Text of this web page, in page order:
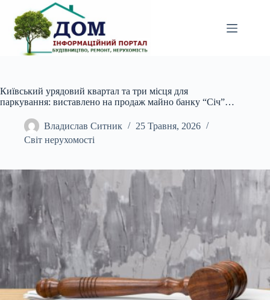
вмісту
Київський урядовий квартал та три місця для
паркування: виставлено на продаж майно банку “Січ”…
Владислав Ситник
25 Травня, 2026
Світ нерухомості